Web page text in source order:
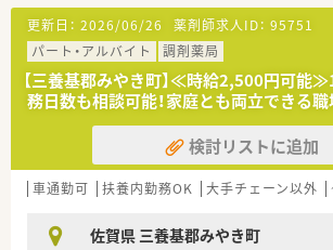
【募集背景と求める人物像について】
■今回は管理薬剤師が定年も近いため将来
える方や長期的な視点でキャリアを築きた
す。
■定着率が高く、20代から30代の若手薬剤
り、活気あふれる職場です。
■チームワークを大切にし、患者様のため
組める方を求めています。
【求人情報について】
円から650万円が可能です。
■昇給は年1回、賞与は年2回で3ヶ月分の実
更新日： 2026/06/26 薬剤師求人ID： 95751
パート・アルバイト
調剤薬局
【三養基郡みやき町】≪時給2,500円可能
務日数も相談可能！家庭とも両立できる
検討リストに追加
車通勤可 扶養内勤務OK 大手チェーン以外
佐賀県 三養基郡みやき町